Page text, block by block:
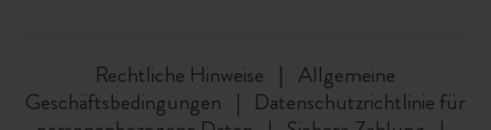
Rechtliche Hinweise
Allgemeine
Geschäftsbedingungen
Datenschutzrichtlinie für